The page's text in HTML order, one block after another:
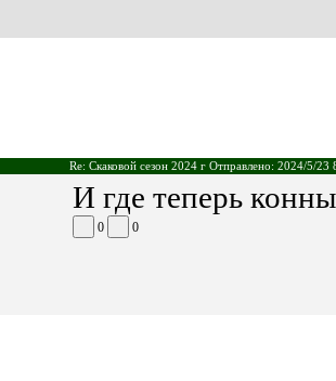
Re: Скаковой сезон 2024 г Отправлено: 2024/5/23
И где теперь
0 0